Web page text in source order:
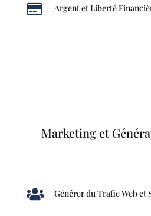
 Argent et Liberté
Marketing et
 Générer du Trafic Web et